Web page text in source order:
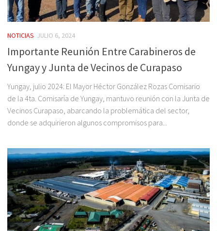
NOTICIAS JULIO 6, 2024
Importante Reunión Entre Carabineros de
Yungay y Junta de Vecinos de Curapaso
Yungay, julio 2024: El Mayor Héctor González Rozas Comisario
de la 4ta. Comisaría de Yungay, mantuvo reunión con la Junta de
Vecinos Curapaso, abarcando la problemática del sector,
donde se adquirieron algunos compromisos para...